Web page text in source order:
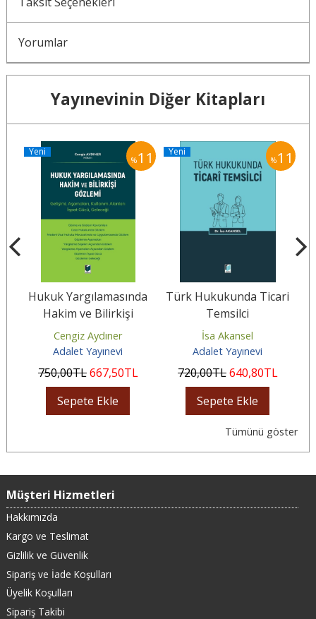
Yorumlar
Yayınevinin Diğer Kitapları
%11
Yeni
Hukuk Yargılamasında
Hakim ve Bilirkişi
Gözlemi
Cengiz Aydıner
Adalet Yayınevi
750,00TL667,50TL
Sepete Ekle
%11
Yeni
Türk Hukukunda Ticari
Temsilci
İsa Akansel
Adalet Yayınevi
720,00TL640,80TL
Sepete Ekle
Tümünü göster
Müşteri Hizmetleri
Hakkımızda
Kargo ve Teslimat
Gizlilik ve Güvenlik
Sipariş ve İade Koşulları
Üyelik Koşulları
Sipariş Takibi